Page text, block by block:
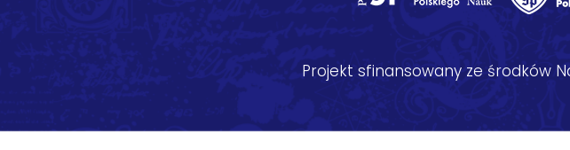
Projekt sfinansowany ze środków